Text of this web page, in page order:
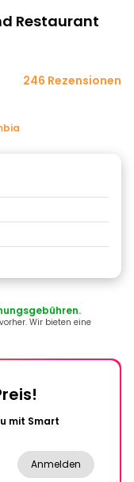
Restaurant
246 Rezensionen
Wir bieten eine
mit Smart
Anmelden